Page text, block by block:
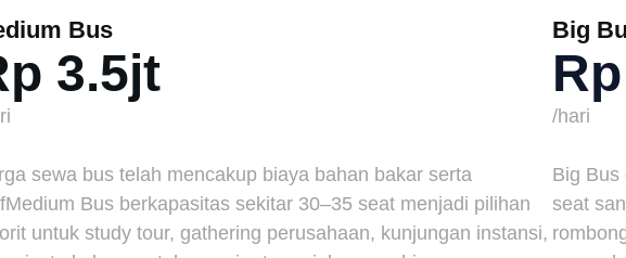
Bus
3.5jt
sewa bus telah mencakup biaya bahan bakar serta
Bus berkapasitas sekitar 30–35 seat menjadi pilihan
untuk study tour, gathering perusahaan, kunjungan instansi,
Big
/hari
Big Bus
seat